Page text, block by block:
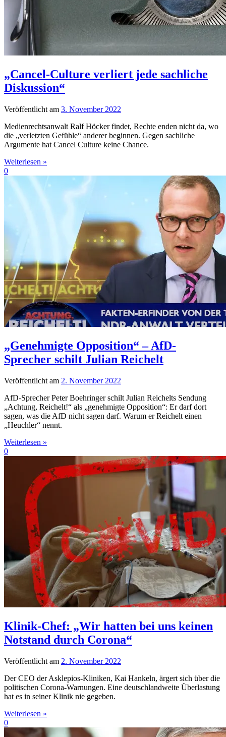
„Cancel-Culture verliert jede sachliche
Diskussion“
Veröffentlicht am 3. November 2022
Medienrechtsanwalt Ralf Höcker findet, Rechte enden nicht da, wo
die „verletzten Gefühle“ anderer beginnen. Gegen sachliche
Argumente hat Cancel Culture keine Chance.
Weiterlesen »
0
„Genehmigte Opposition“ – AfD-
Sprecher schilt Julian Reichelt
Veröffentlicht am 2. November 2022
AfD-Sprecher Peter Boehringer schilt Julian Reichelts Sendung
„Achtung, Reichelt!“ als „genehmigte Opposition“: Er darf dort
sagen, was die AfD nicht sagen darf. Warum er Reichelt einen
„Heuchler“ nennt.
Weiterlesen »
0
Klinik-Chef: „Wir hatten bei uns keinen
Notstand durch Corona“
Veröffentlicht am 2. November 2022
Der CEO der Asklepios-Kliniken, Kai Hankeln, ärgert sich über die
politischen Corona-Warnungen. Eine deutschlandweite Überlastung
hat es in seiner Klinik nie gegeben.
Weiterlesen »
0